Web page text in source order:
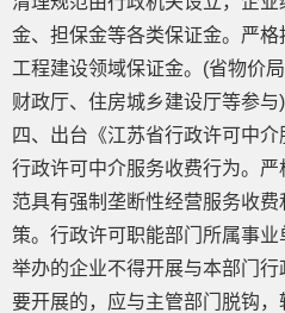
金、担保金等各类保证金。严
工程建设领域保证金。(省物价
财政厅、住房城乡建设厅等参与)
四、出台《江苏省行政许可中
行政许可中介服务收费行为。
范具有强制垄断性经营服务收
策。行政许可职能部门所属事
举办的企业不得开展与本部门
要开展的，应与主管部门脱钩，